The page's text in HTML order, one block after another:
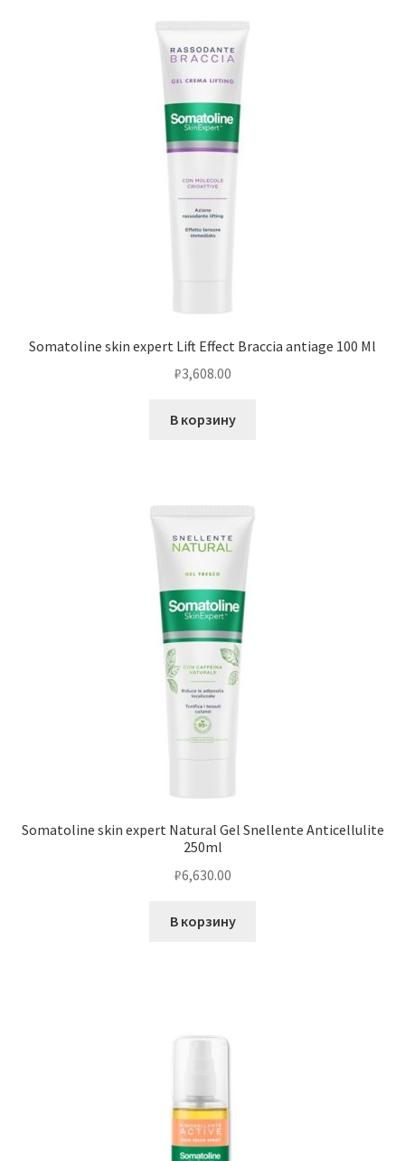
Somatoline skin expert Lift Effect Braccia antiage 100 Ml
₽3,608.00
В корзину
Somatoline skin expert Natural Gel Snellente Anticellulite
250ml
₽6,630.00
В корзину